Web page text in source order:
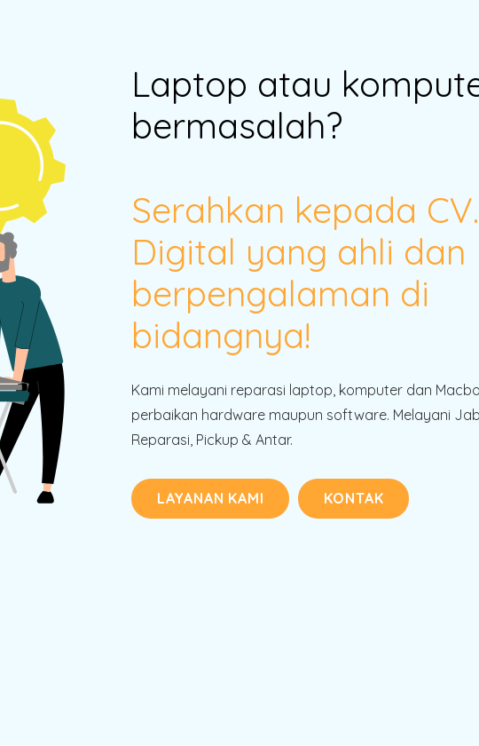
Laptop atau
bermasalah?
Serahkan kepada
Digital yang ahli dan
berpengalaman di
bidangnya!
Kami melayani reparasi laptop, komputer dan
perbaikan hardware maupun software. Melayani
Reparasi, Pickup & Antar.
LAYANAN KAMI KONTAK